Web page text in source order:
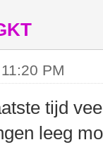
PM
tijd
leeg